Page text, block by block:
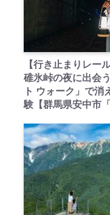
【行き止まりレー
碓氷峠の夜に出会
ト ウォーク」で消
験【群馬県安中市